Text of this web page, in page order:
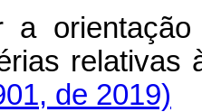
a
de 2019)